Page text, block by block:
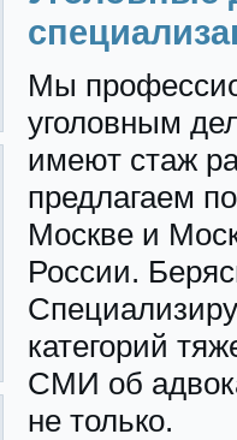
Мы
уголовным
имеют стаж
предлагаем
Москве и
России.
категорий
СМИ об
не только.